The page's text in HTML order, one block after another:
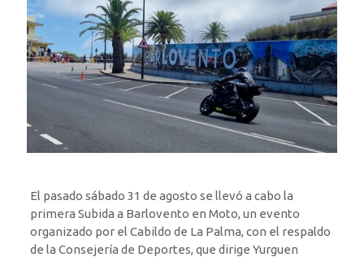
El pasado sábado 31 de agosto se llevó a cabo la
primera Subida a Barlovento en Moto, un evento
organizado por el Cabildo de La Palma, con el respaldo
de la Consejería de Deportes, que dirige Yurguen